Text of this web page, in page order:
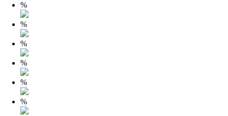
%
%
%
%
%
%